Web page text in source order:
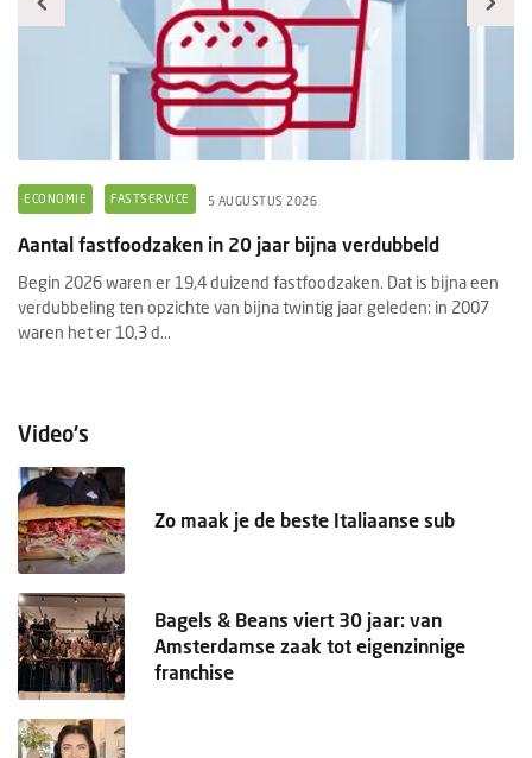
ECONOMIE FASTSERVICE 5 AUGUSTUS 2026
Aantal fastfoodzaken in 20 jaar bijna verdubbeld
Begin 2026 waren er 19,4 duizend fastfoodzaken. Dat is bijna een
verdubbeling ten opzichte van bijna twintig jaar geleden: in 2007
waren het er 10,3 d...
Video's
Zo maak je de beste Italiaanse sub
Bagels & Beans viert 30 jaar: van
Amsterdamse zaak tot eigenzinnige
franchise